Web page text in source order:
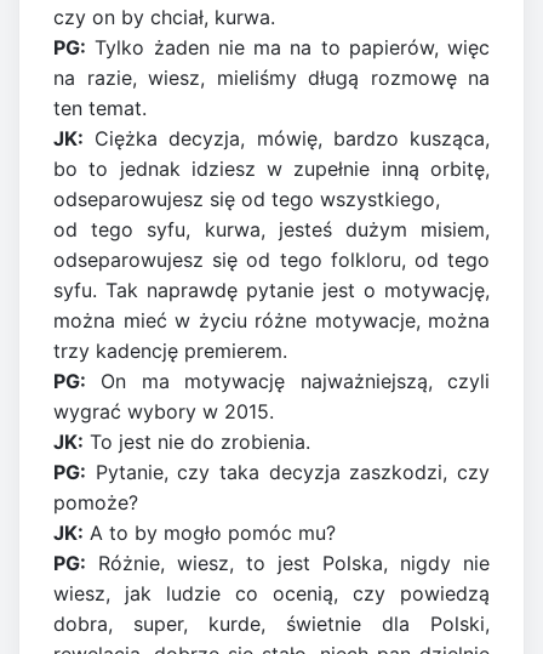
czy on by chciał, kurwa.
PG: Tylko żaden nie ma na to papierów, więc
na razie, wiesz, mieliśmy długą rozmowę na
ten temat.
JK: Ciężka decyzja, mówię, bardzo kusząca,
bo to jednak idziesz w zupełnie inną orbitę,
odseparowujesz się od tego wszystkiego,
od tego syfu, kurwa, jesteś dużym misiem,
odseparowujesz się od tego folkloru, od tego
syfu. Tak naprawdę pytanie jest o motywację,
można mieć w życiu różne motywacje, można
trzy kadencję premierem.
PG: On ma motywację najważniejszą, czyli
wygrać wybory w 2015.
JK: To jest nie do zrobienia.
PG: Pytanie, czy taka decyzja zaszkodzi, czy
pomoże?
JK: A to by mogło pomóc mu?
PG: Różnie, wiesz, to jest Polska, nigdy nie
wiesz, jak ludzie co ocenią, czy powiedzą
dobra, super, kurde, świetnie dla Polski,